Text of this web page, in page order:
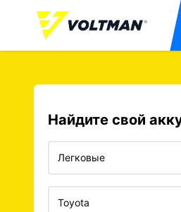
Найдите свой